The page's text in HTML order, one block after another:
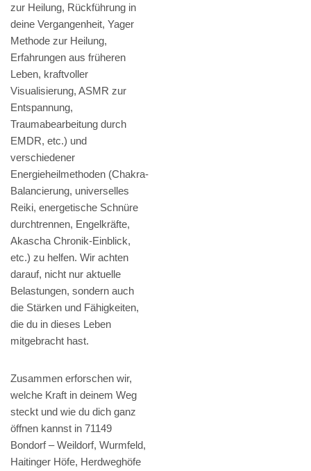
zur Heilung, Rückführung in
deine Vergangenheit, Yager
Methode zur Heilung,
Erfahrungen aus früheren
Leben, kraftvoller
Visualisierung, ASMR zur
Entspannung,
Traumabearbeitung durch
EMDR, etc.) und
verschiedener
Energieheilmethoden (Chakra-
Balancierung, universelles
Reiki, energetische Schnüre
durchtrennen, Engelkräfte,
Akascha Chronik-Einblick,
etc.) zu helfen. Wir achten
darauf, nicht nur aktuelle
Belastungen, sondern auch
die Stärken und Fähigkeiten,
die du in dieses Leben
mitgebracht hast.
Zusammen erforschen wir,
welche Kraft in deinem Weg
steckt und wie du dich ganz
öffnen kannst in 71149
Bondorf – Weildorf, Wurmfeld,
Haitinger Höfe, Herdweghöfe